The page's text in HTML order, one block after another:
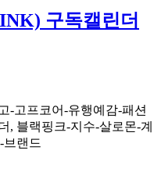
구독캘린더